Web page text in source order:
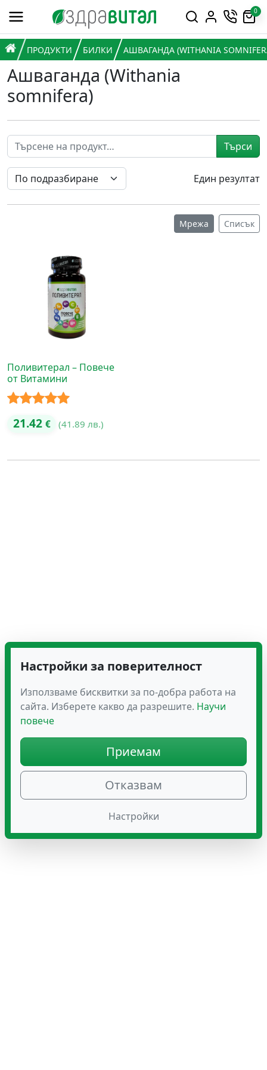
Премини към съдържанието
Горна навигация
0
Главна навигация
НАЧАЛО
ПРОДУКТИ БИЛКИ АШВАГАНДА (WITHANIA
Ашваганда (Withania
somnifera)
Един резултат
Търси
Мрежа Списък
Поливитерал – Повече
от Витамини
Оценено с
21.42 € (41.89 лв.)
Настройки за поверителност
Използваме бисквитки за по-добра работа на
сайта. Изберете какво да разрешите. Научи
повече
Приемам
Отказвам
Настройки